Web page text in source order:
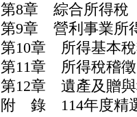
第8章 綜合所得稅
第9章 營利事業所
第10章 所得基本
第11章 所得稅稽徵
第12章 遺產及贈
附 錄 114年度精